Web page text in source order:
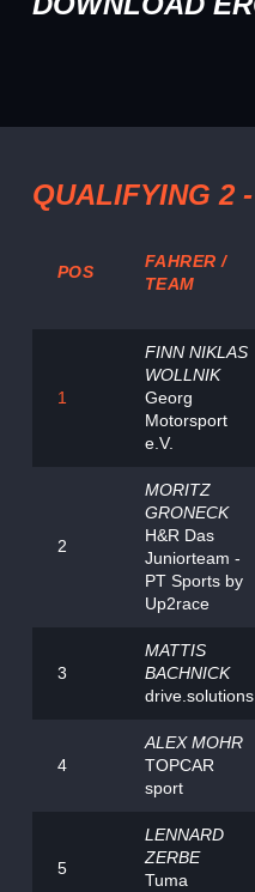
QUALIFYING 2
POS
FAHRER /
TEAM
1
FINN NIKLAS
WOLLNIK
Georg
Motorsport
e.V.
2
MORITZ
GRONECK
H&R Das
Juniorteam -
PT Sports by
Up2race
3
MATTIS
BACHNICK
drive.solutions
4
ALEX MOHR
TOPCAR
sport
5
LENNARD
ZERBE
Tuma